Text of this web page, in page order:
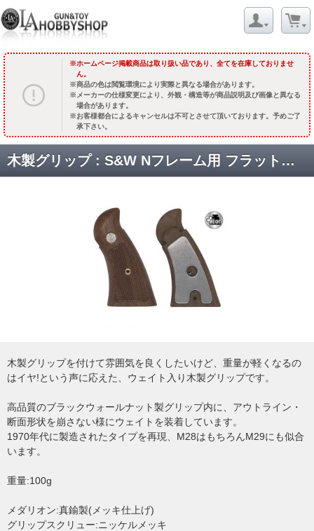
ホームページ掲載商品は取り扱い品であり、全てを在庫しておりませ
ん。
商品の色は閲覧環境により実際と異なる場合があります。
メーカーの仕様変更により、外観・構造等が商品説明及び画像と異なる
場合があります。
お客様都合によるキャンセルは不可とさせて頂いております。予めご了
承下さい。
木製グリップ : S&W Nフレーム用 フラットボトム ウォールナット チェッカー(スクエアバット サービスサイズ)【プラスウェイト】 [取寄]
木製グリップを付けて雰囲気を良くしたいけど、重量が軽くなるの
はイヤ!という声に応えた、ウェイト入り木製グリップです。
高品質のブラックウォールナット製グリップ内に、アウトライン・
断面形状を崩さない様にウェイトを装着しています。
1970年代に製造されたタイプを再現、M28はもちろんM29にも似合
います。
重量:100g
メダリオン:真鍮製(メッキ仕上げ)
グリップスクリュー:ニッケルメッキ